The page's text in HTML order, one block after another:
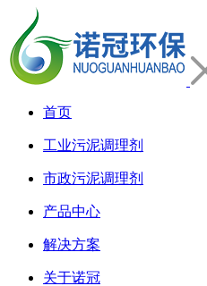
首页
工业污泥调理剂
市政污泥调理剂
产品中心
解决方案
关于诺冠